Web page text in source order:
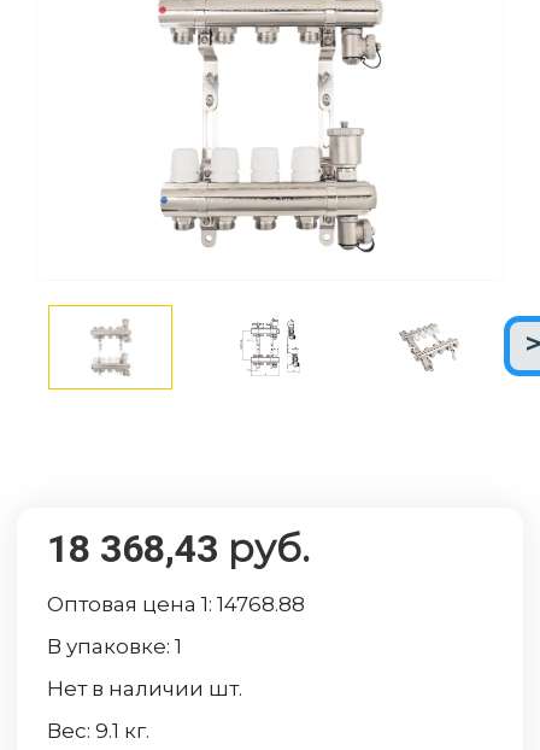
18 368,43 руб.
Оптовая цена 1:14768.88
В упаковке:1
Нет в наличии шт.
Вес:9.1 кг.